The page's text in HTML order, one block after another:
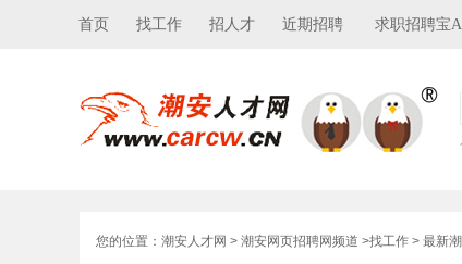
首页 找工作 招人才 近期招聘 求职招聘宝
您的位置： 潮安人才网 > 潮安网页招聘网频道 >找工作 > 最新